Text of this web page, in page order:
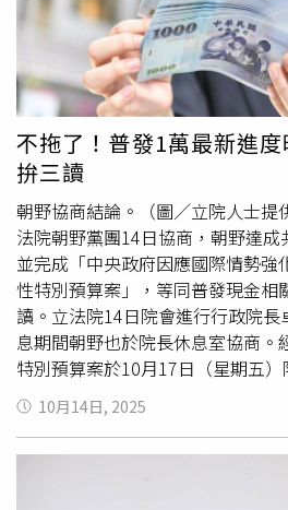
上百案，不過因為與國防部溝通順
算，不過在引發爭議的聯合作戰
馬文君、民眾黨團達成協議，自砍
飲用水部分，除馬文君外、藍委翁
刪除。翁曉玲表示，國防部次長有
水這麼貴還是無法接受因此提案
則說，希望可以刪除4億，留下3億
刪除4億。其他項目部分，如陸海
程部分，馬文君認為現行已經有三
民間泳池資源，因此與國防部達成
元，海軍刪除1億2461萬等；另外
訓練場整修，已經於各年度編列預
刪除約2億3千萬。另外在強化國土
戰備暨戰略藥品衛材存儲空間整修
暫時電力限制，相關儲存設施是否
論，經與國防部討論，國防部同
部分，購買野戰智慧醫療資訊系統
不拖了！普發1萬最新進
拚三讀
朝野協商結論。（圖／立院人士提
法院朝野黨團14日協商，朝野達
並完成「中央政府因應國際情勢強
性特別預算案」，等同普發現金相
讀。立法院14日院會進行行政院
息期間朝野也於院長休息室協商。
特別預算案於10月17日（星期五
讀程序，並不提出復議；當日院
不須協商議案，當次會議不處理
案已經初審送出委員會，接下來就
10月14日, 2025